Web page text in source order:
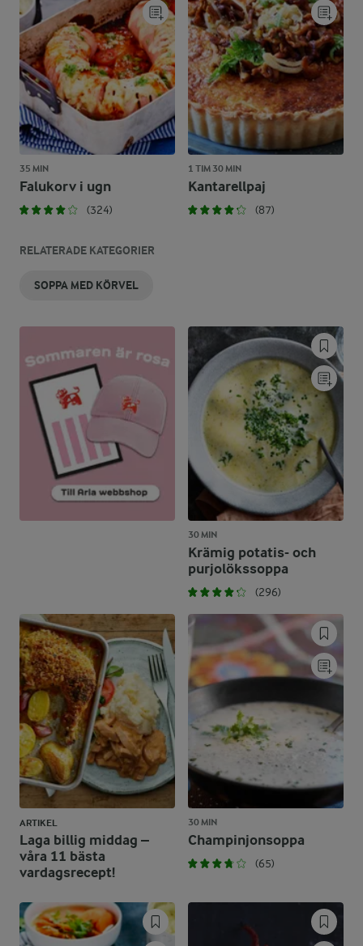
35 MIN
Falukorv i ugn
(324)
1 TIM 30 MIN
Kantarellpaj
(87)
RELATERADE KATEGORIER
SOPPA MED KÖRVEL
30 MIN
Krämig potatis- och
purjolökssoppa
(296)
ARTIKEL
Laga billig middag –
våra 11 bästa
vardagsrecept!
30 MIN
Champinjonsoppa
(65)